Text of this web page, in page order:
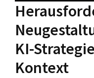
KI-
Kontext